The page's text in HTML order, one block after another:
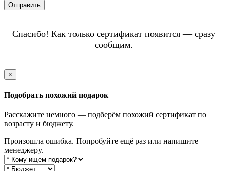
Отправить
Спасибо! Как только сертификат появится — сразу
сообщим.
×
Подобрать похожий подарок
Расскажите немного — подберём похожий сертификат по
возрасту и бюджету.
Произошла ошибка. Попробуйте ещё раз или напишите
менеджеру.